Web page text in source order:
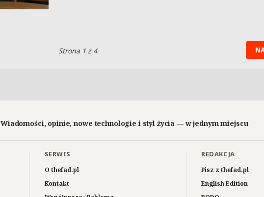
Strona 1 z 4
Wiadomości, opinie, nowe technologie i styl życia — w jednym miejscu
SERWIS
O thefad.pl
Kontakt
REDAKCJA
Pisz z thefad.pl
English Edition